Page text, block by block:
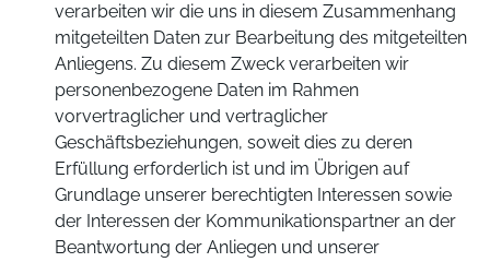
verarbeiten wir die uns in diesem Zusammenhang
mitgeteilten Daten zur Bearbeitung des mitgeteilten
Anliegens. Zu diesem Zweck verarbeiten wir
personenbezogene Daten im Rahmen
vorvertraglicher und vertraglicher
Geschäftsbeziehungen, soweit dies zu deren
Erfüllung erforderlich ist und im Übrigen auf
Grundlage unserer berechtigten Interessen sowie
der Interessen der Kommunikationspartner an der
Beantwortung der Anliegen und unserer